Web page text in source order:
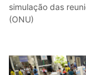
simulação das
(ONU)